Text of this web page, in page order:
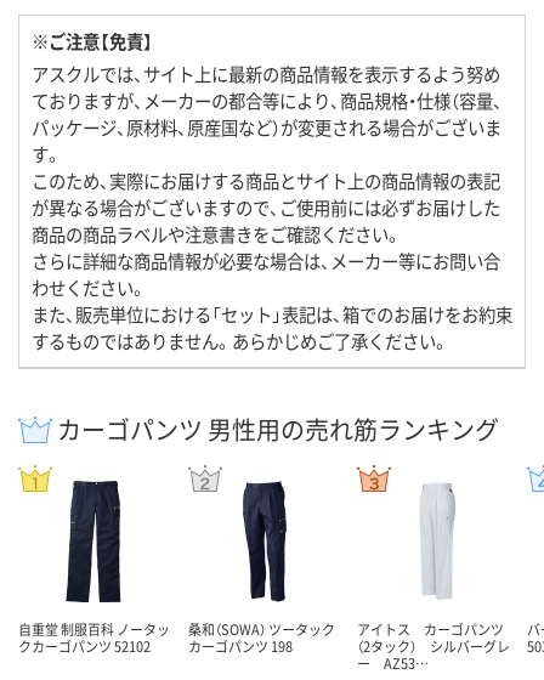
※ご注意【免責】
アスクルでは、サイト上に最新の商品情報を表示するよう努め
ておりますが、メーカーの都合等により、商品規格・仕様（容量、
パッケージ、原材料、原産国など）が変更される場合がございま
す。
このため、実際にお届けする商品とサイト上の商品情報の表記
が異なる場合がございますので、ご使用前には必ずお届けした
商品の商品ラベルや注意書きをご確認ください。
さらに詳細な商品情報が必要な場合は、メーカー等にお問い合
わせください。
また、販売単位における「セット」表記は、箱でのお届けをお約束
するものではありません。あらかじめご了承ください。
カーゴパンツ 男性用の売れ筋ランキング
自重堂 制服百科 ノータッ
クカーゴパンツ 52102
桑和（SOWA） ツータック
カーゴパンツ 198
アイトス カーゴパンツ
（2タック） シルバーグレ
ー AZ53…